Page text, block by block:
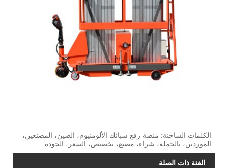
الكلمات الساخنة: منصة رفع سبائك الألومنيوم، الصين، المصنعين،
الموردين، بالجملة، شراء، مصنع، تخصيص، السعر، الجودة
الفئة ذات الصلة